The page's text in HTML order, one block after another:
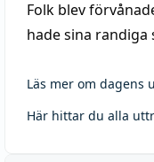
Folk blev
hade sina randiga
Läs mer om dagens
Här hittar du alla